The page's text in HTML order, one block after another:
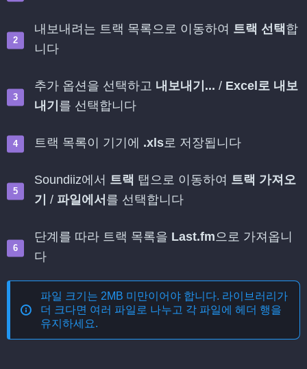
내보내려는 트랙 목록으로 이동하여 트랙 선택합
니다
추가 옵션을 선택하고 내보내기... / Excel로 내보
내기 를 선택합니다
트랙 목록이 기기에 .xls로 저장됩니다
Soundiiz에서 트랙 탭으로 이동하여 트랙 가져오
기 / 파일에서 를 선택합니다
단계를 따라 트랙 목록을 Last.fm으로 가져옵니
다
파일 크기는 2MB 미만이어야 합니다. 라이브러리가
더 크다면 여러 파일로 나누고 각 파일에 헤더 행을
유지하세요.